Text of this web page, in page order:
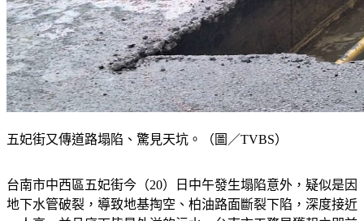
五妃街又傳道路塌陷、驚見天坑。（圖／TVBS）
台南市中西區五妃街今（20）日中午發生塌陷意外，疑似是因
地下水管破裂，導致地基掏空、柏油路面斷裂下陷，深度接近